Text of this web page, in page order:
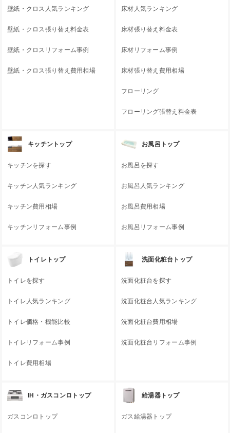
壁紙・クロス人気ランキング
壁紙・クロス張り替え料金表
壁紙・クロスリフォーム事例
壁紙・クロス張り替え費用相場
床材人気ランキング
床材張り替え料金表
床材リフォーム事例
床材張り替え費用相場
フローリング
フローリング張替え料金表
キッチントップ
キッチンを探す
キッチン人気ランキング
キッチン費用相場
キッチンリフォーム事例
お風呂トップ
お風呂を探す
お風呂人気ランキング
お風呂費用相場
お風呂リフォーム事例
トイレトップ
トイレを探す
トイレ人気ランキング
トイレ価格・機能比較
トイレリフォーム事例
トイレ費用相場
洗面化粧台トップ
洗面化粧台を探す
洗面化粧台人気ランキング
洗面化粧台費用相場
洗面化粧台リフォーム事例
IH・ガスコンロトップ
ガスコンロトップ
給湯器トップ
ガス給湯器トップ